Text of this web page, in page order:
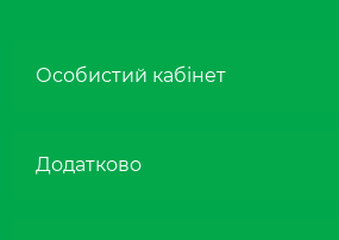
Особистий кабінет
Додатково